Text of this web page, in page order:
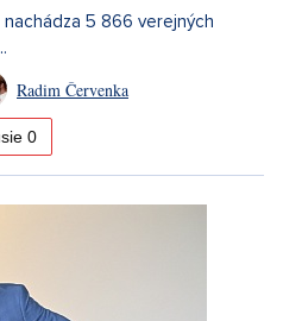
5 866 verejných
Radim Červenka
0